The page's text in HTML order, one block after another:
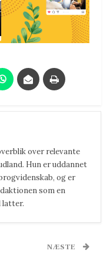
over relevante
Hun er uddannet
og er
som en
latter.
NÆSTE